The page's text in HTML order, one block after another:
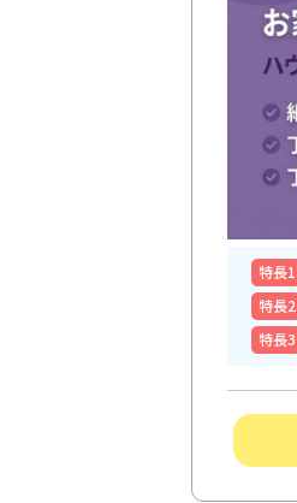
特⻑1
特⻑2
特⻑3